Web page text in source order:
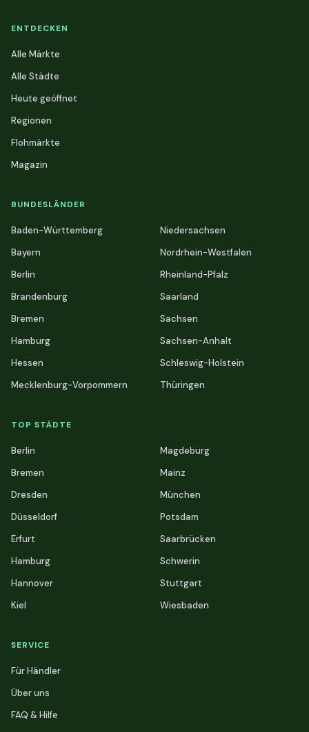
ENTDECKEN
Alle Märkte
Alle Städte
Heute geöffnet
Regionen
Flohmärkte
Magazin
BUNDESLÄNDER
Baden-Württemberg
Bayern
Berlin
Brandenburg
Bremen
Hamburg
Hessen
Mecklenburg-Vorpommern
Niedersachsen
Nordrhein-Westfalen
Rheinland-Pfalz
Saarland
Sachsen
Sachsen-Anhalt
Schleswig-Holstein
Thüringen
TOP STÄDTE
Berlin
Bremen
Dresden
Düsseldorf
Erfurt
Hamburg
Hannover
Kiel
Magdeburg
Mainz
München
Potsdam
Saarbrücken
Schwerin
Stuttgart
Wiesbaden
SERVICE
Für Händler
Über uns
FAQ & Hilfe